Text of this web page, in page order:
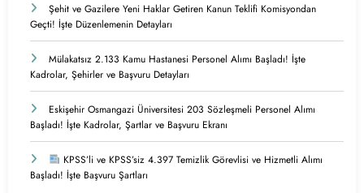
Şehit ve Gazilere Yeni Haklar Getiren Kanun Teklifi Komisyondan
Geçti! İşte Düzenlemenin Detayları
Mülakatsız 2.133 Kamu Hastanesi Personel Alımı Başladı! İşte
Kadrolar, Şehirler ve Başvuru Detayları
Eskişehir Osmangazi Üniversitesi 203 Sözleşmeli Personel Alımı
Başladı! İşte Kadrolar, Şartlar ve Başvuru Ekranı
KPSS’li ve KPSS’siz 4.397 Temizlik Görevlisi ve Hizmetli Alımı
Başladı! İşte Başvuru Şartları